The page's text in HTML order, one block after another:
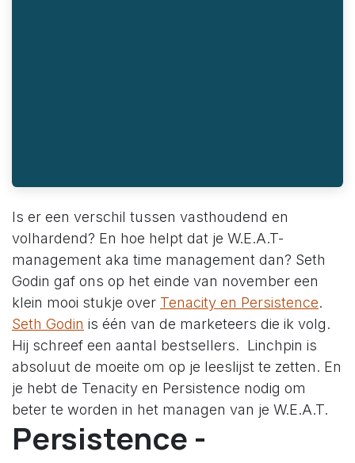
Is er een verschil tussen vasthoudend en
volhardend? En hoe helpt dat je W.E.A.T-
management aka time management dan? Seth
Godin gaf ons op het einde van november een
klein mooi stukje over Tenacity en Persistence.
Seth Godin is één van de marketeers die ik volg.
Hij schreef een aantal bestsellers. Linchpin is
absoluut de moeite om op je leeslijst te zetten. En
je hebt de Tenacity en Persistence nodig om
beter te worden in het managen van je W.E.A.T.
Persistence -